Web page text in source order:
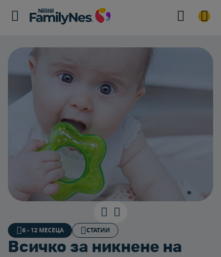
6 - 12 MЕСЕЦА СТАТИИ
Всичко за никнене на